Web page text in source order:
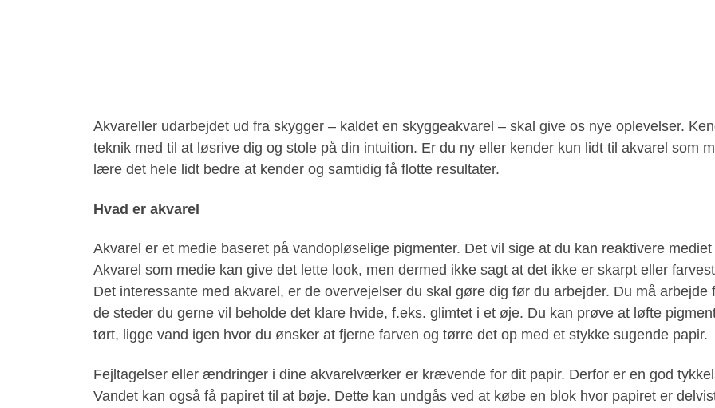
Akvareller udarbejdet ud fra skygger – kaldet en skyggeakvarel – skal give os nye oplevelser.
teknik med til at løsrive dig og stole på din intuition. Er du ny eller kender kun lidt til akvarel som
lære det hele lidt bedre at kender og samtidig få flotte resultater.
Hvad er akvarel
Akvarel er et medie baseret på vandopløselige pigmenter. Det vil sige at du kan reaktivere
Akvarel som medie kan give det lette look, men dermed ikke sagt at det ikke er skarpt eller
Det interessante med akvarel, er de overvejelser du skal gøre dig før du arbejder. Du må
de steder du gerne vil beholde det klare hvide, f.eks. glimtet i et øje. Du kan prøve at løfte
tørt, ligge vand igen hvor du ønsker at fjerne farven og tørre det op med et stykke sugende papir.
Fejltagelser eller ændringer i dine akvarelværker er krævende for dit papir. Derfor er en god
Vandet kan også få papiret til at bøje. Dette kan undgås ved at købe en blok hvor papiret er